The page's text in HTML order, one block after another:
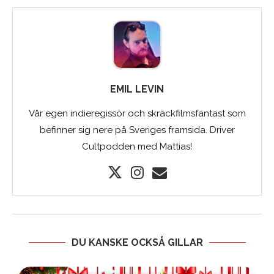
EMIL LEVIN
Vår egen indieregissör och skräckfilmsfantast som
befinner sig nere på Sveriges framsida. Driver
Cultpodden med Mattias!
DU KANSKE OCKSÅ GILLAR